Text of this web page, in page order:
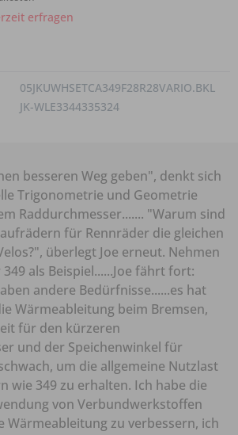
erfragen
05JKUWHSETCA349F28R28VARIO.BKL
JK-WLE3344335324
besseren Weg geben", denkt sich
Trigonometrie und Geometrie
Raddurchmesser....... "Warum sind
für Rennräder die gleichen
überlegt Joe erneut. Nehmen
als Beispiel......Joe fährt fort:
andere Bedürfnisse......es hat
Wärmeableitung beim Bremsen,
für den kürzeren
und der Speichenwinkel für
um die allgemeine Nutzlast
wie 349 zu erhalten. Ich habe die
von Verbundwerkstoffen
Wärmeableitung zu verbessern, ich